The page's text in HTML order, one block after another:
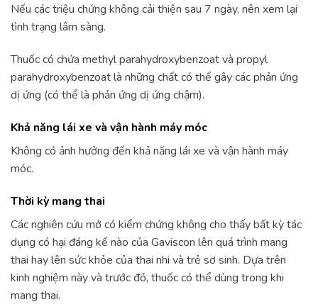
Nếu các triệu chứng không cải thiện sau 7 ngày, nên xem lại
tình trạng lâm sàng.
Thuốc có chứa methyl parahydroxybenzoat và propyl
parahydroxybenzoat là những chất có thể gây các phản ứng
dị ứng (có thể là phản ứng dị ứng chậm).
Khả năng lái xe và vận hành máy móc
Không có ảnh hưởng đến khả năng lái xe và vận hành máy
móc.
Thời kỳ mang thai
Các nghiên cứu mở có kiểm chứng không cho thấy bất kỳ tác
dụng có hại đáng kể nào của Gaviscon lên quá trình mang
thai hay lên sức khỏe của thai nhi và trẻ sơ sinh. Dựa trên
kinh nghiệm này và trước đó, thuốc có thể dùng trong khi
mang thai.